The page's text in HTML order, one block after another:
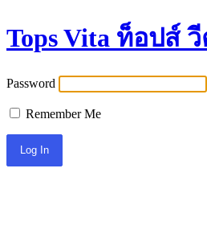
Tops Vita ท็อปส์
Password
Remember Me